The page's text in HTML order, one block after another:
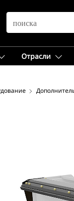
SEARCH
Отрасли